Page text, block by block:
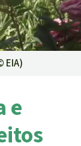
EIA)
e